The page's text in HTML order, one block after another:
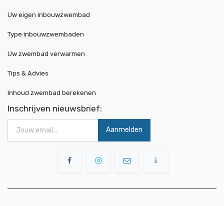
Uw eigen inbouwzwembad
Type inbouwzwembaden
Uw zwembad verwarmen
Tips & Advies
Inhoud zwembad berekenen
Inschrijven nieuwsbrief:
Aanmelden